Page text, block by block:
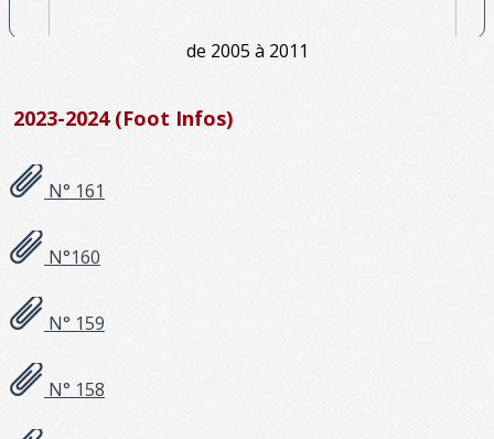
de 2005 à 2011
2023-2024 (Foot Infos)
N° 161
N°160
N° 159
N° 158